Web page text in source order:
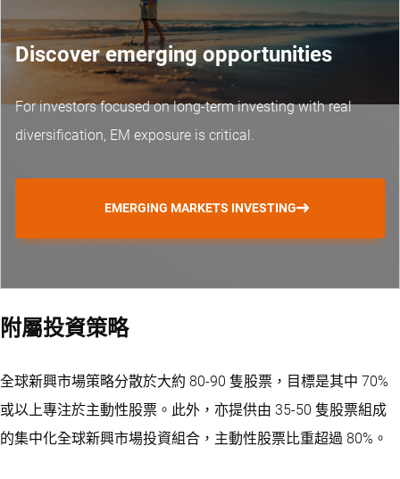
Discover emerging opportunities
For investors focused on long-term investing with real
diversification, EM exposure is critical.
EMERGING MARKETS INVESTING
附屬投資策略
全球新興市場策略分散於大約 80-90 隻股票，目標是其中 70%
或以上專注於主動性股票。此外，亦提供由 35-50 隻股票組成
的集中化全球新興市場投資組合，主動性股票比重超過 80%。